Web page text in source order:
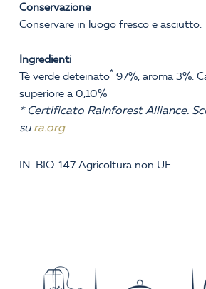
Conservazione
Conservare in luogo fresco e asciutto.
Ingredienti
Tè verde deteinato* 97%, aroma 3%.
superiore a 0,10%
* Certificato Rainforest Alliance.
su ra.org
IN-BIO-147 Agricoltura non UE.